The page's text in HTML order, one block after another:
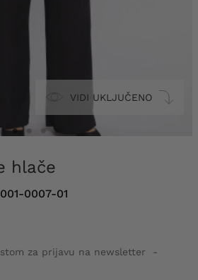
VIDI UKLJUČENO
hlače
0007-01
za prijavu na newsletter -